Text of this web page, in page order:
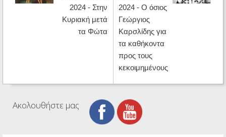
2024 - Στην
Κυριακή μετά
τα Φώτα
2024 - Ο όσιος
Γεώργιος
Καρσλίδης για
τα καθήκοντα
προς τους
κεκοιμημένους
Ακολουθήστε μας